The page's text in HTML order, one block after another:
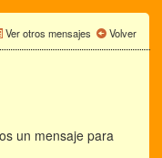
Ver otros mensajes Volver
un mensaje para